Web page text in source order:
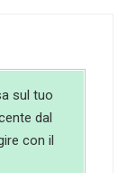
sul tuo
dal
con il